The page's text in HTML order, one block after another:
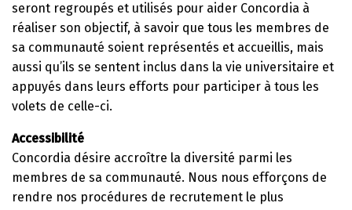
seront regroupés et utilisés pour aider Concordia à
réaliser son objectif, à savoir que tous les membres de
sa communauté soient représentés et accueillis, mais
aussi qu’ils se sentent inclus dans la vie universitaire et
appuyés dans leurs efforts pour participer à tous les
volets de celle-ci.
Accessibilité
Concordia désire accroître la diversité parmi les
membres de sa communauté. Nous nous efforçons de
rendre nos procédures de recrutement le plus